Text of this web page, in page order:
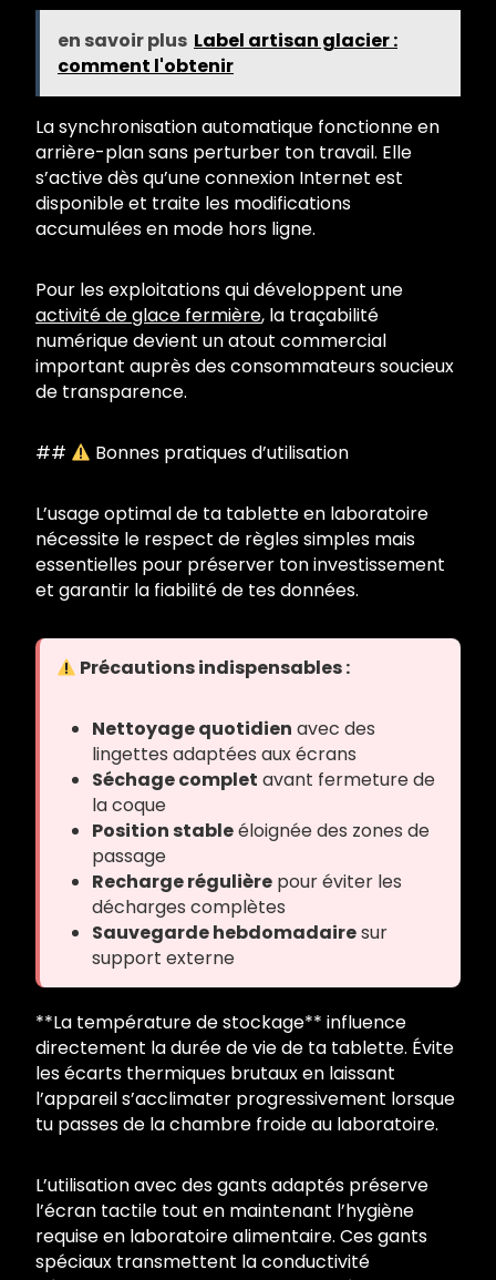
en savoir plus Label artisan glacier :
comment l'obtenir
La synchronisation automatique fonctionne en
arrière-plan sans perturber ton travail. Elle
s’active dès qu’une connexion Internet est
disponible et traite les modifications
accumulées en mode hors ligne.
Pour les exploitations qui développent une
activité de glace fermière, la traçabilité
numérique devient un atout commercial
important auprès des consommateurs soucieux
de transparence.
## Bonnes pratiques d’utilisation
L’usage optimal de ta tablette en laboratoire
nécessite le respect de règles simples mais
essentielles pour préserver ton investissement
et garantir la fiabilité de tes données.
Précautions indispensables :
Nettoyage quotidien avec des
lingettes adaptées aux écrans
Séchage complet avant fermeture de
la coque
Position stableéloignée des zones de
passage
Recharge régulière pour éviter les
décharges complètes
Sauvegarde hebdomadairesur
support externe
**La température de stockage** influence
directement la durée de vie de ta tablette. Évite
les écarts thermiques brutaux en laissant
l’appareil s’acclimater progressivement lorsque
tu passes de la chambre froide au laboratoire.
L’utilisation avec des gants adaptés préserve
l’écran tactile tout en maintenant l’hygiène
requise en laboratoire alimentaire. Ces gants
spéciaux transmettent la conductivité